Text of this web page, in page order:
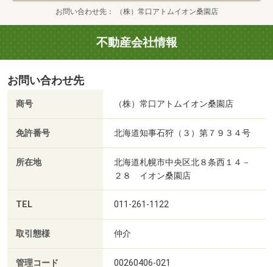
お問い合わせ先 （株）常口アトムイオン桑園店
不動産会社情報
お問い合わせ先
商号 （株）常口アトムイオン桑園店
免許番号 北海道知事石狩（３）第７９３４号
所在地
北海道札幌市中央区北８条西１４－
２８ イオン桑園店
TEL 011-261-1122
取引態様 仲介
管理コード 00260406-021